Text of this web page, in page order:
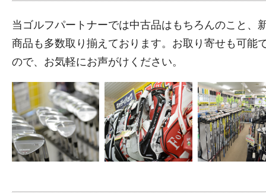
当ゴルフパートナーでは中古品はもちろんのこと、
商品も多数取り揃えております。お取り寄せも可能
ので、お気軽にお声がけください。